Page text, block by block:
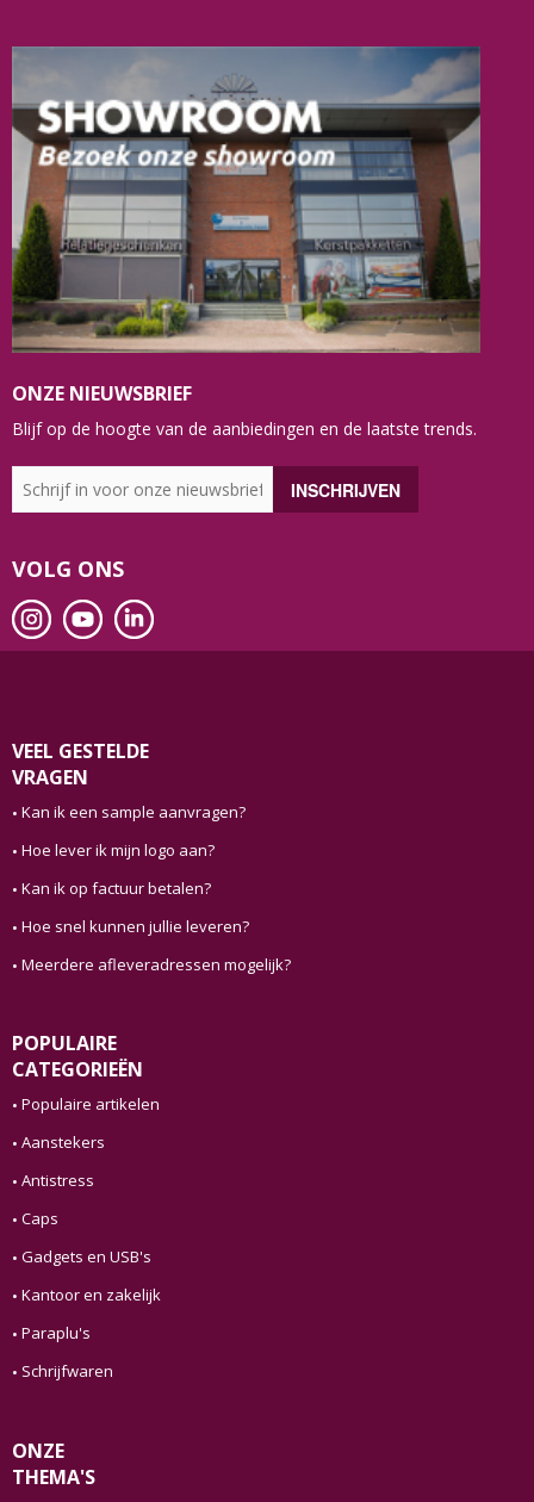
ONZE NIEUWSBRIEF
Blijf op de hoogte van de aanbiedingen en de laatste trends.
VOLG ONS
VEEL GESTELDE
VRAGEN
Kan ik een sample aanvragen?
Hoe lever ik mijn logo aan?
Kan ik op factuur betalen?
Hoe snel kunnen jullie leveren?
Meerdere afleveradressen mogelijk?
POPULAIRE
CATEGORIEËN
Populaire artikelen
Aanstekers
Antistress
Caps
Gadgets en USB's
Kantoor en zakelijk
Paraplu's
Schrijfwaren
ONZE
THEMA'S